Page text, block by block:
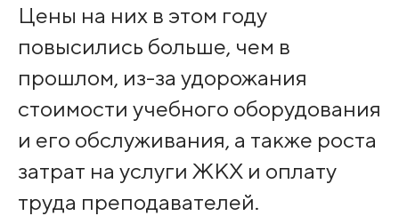
Цены на них в этом году
повысились больше, чем в
прошлом, из-за удорожания
стоимости учебного оборудования
и его обслуживания, а также роста
затрат на услуги ЖКХ и оплату
труда преподавателей.